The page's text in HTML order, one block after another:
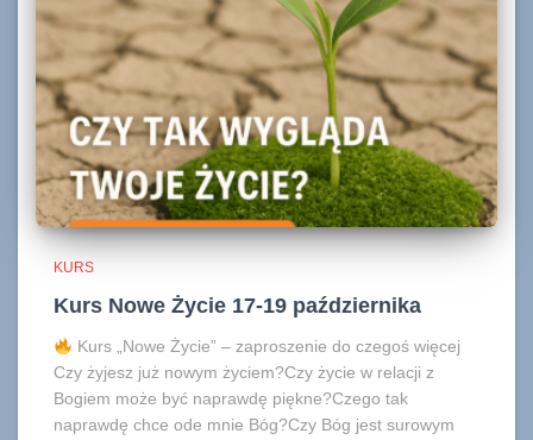
KURS
Kurs Nowe Życie 17-19 października
Kurs „Nowe Życie” – zaproszenie do czegoś więcej
Czy żyjesz już nowym życiem?Czy życie w relacji z
Bogiem może być naprawdę piękne?Czego tak
naprawdę chce ode mnie Bóg?Czy Bóg jest surowym